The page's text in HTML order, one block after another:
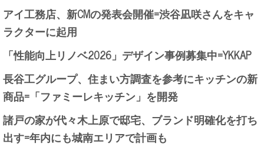
アイ工務店、新CMの発表会開催=渋谷凪咲さんをキャ
ラクターに起用
「性能向上リノベ2026」デザイン事例募集中=YKKAP
長谷工グループ、住まい方調査を参考にキッチンの新
商品=「ファミーレキッチン」を開発
諸戸の家が代々木上原で邸宅、ブランド明確化を打ち
出す=年内にも城南エリアで計画も